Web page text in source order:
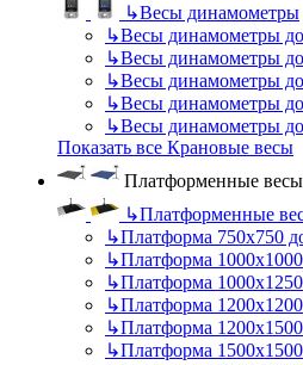
↳Весы динамометры
↳Весы динамометры
↳Весы динамометры
↳Весы динамометры
↳Весы динамометры
↳Весы динамометры
Показать все Крановые весы
Платформенные весы
↳Платформенные
↳Платформа 750х750
↳Платформа 1000х1000
↳Платформа 1000х1250
↳Платформа 1200х1200
↳Платформа 1200х1500
↳Платформа 1500х1500